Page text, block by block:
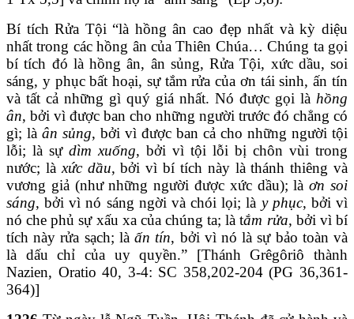
Bí tích Rửa Tội “là hồng ân cao đẹp nhất và kỳ diệu
nhất trong các hồng ân của Thiên Chúa… Chúng ta gọi
bí tích đó là hồng ân, ân sủng, Rửa Tội, xức dầu, soi
sáng, y phục bất hoại, sự tắm rửa của ơn tái sinh, ấn tín
và tất cả những gì quý giá nhất. Nó được gọi là hồng
ân, bởi vì được ban cho những người trước đó chẳng có
gì; là ân sủng, bởi vì được ban cả cho những người tội
lỗi; là sự dìm xuống, bởi vì tội lỗi bị chôn vùi trong
nước; là xức dầu, bởi vì bí tích này là thánh thiêng và
vương giả (như những người được xức dầu); làơn soi
sáng, bởi vì nó sáng ngời và chói lọi; là y phục, bởi vì
nó che phủ sự xấu xa của chúng ta; là tắm rửa, bởi vì bí
tích này rửa sạch; làấn tín, bởi vì nó là sự bảo toàn và
là dấu chỉ của uy quyền.” [Thánh Grêgôriô thành
Nazien, Oratio 40, 3-4: SC 358,202-204 (PG 36,361-
364)]